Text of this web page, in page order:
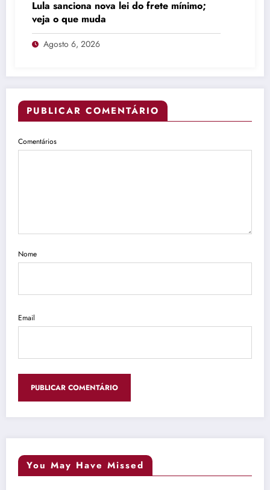
Lula sanciona nova lei do frete mínimo;
veja o que muda
Agosto 6, 2026
PUBLICAR COMENTÁRIO
Comentários
Nome
Email
You May Have Missed